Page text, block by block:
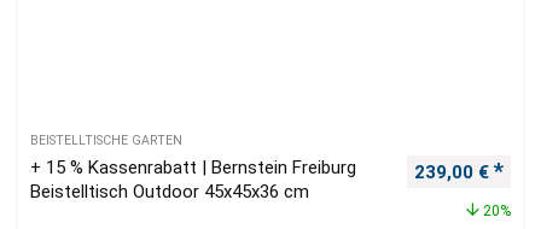
BEISTELLTISCHE GARTEN
+ 15 % Kassenrabatt | Bernstein Freiburg
Beistelltisch Outdoor 45x45x36 cm
239,00 €
20%